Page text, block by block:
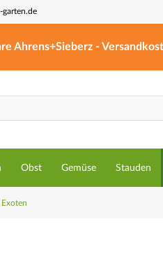
garten.de
Ahrens+Sieberz -
Obst Gemüse Stauden
Exoten